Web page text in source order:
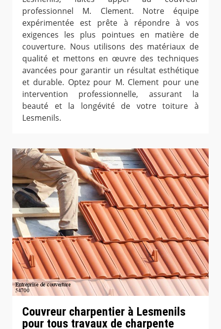
professionnel M. Clement. Notre équipe
expérimentée est prête à répondre à vos
exigences les plus pointues en matière de
couverture. Nous utilisons des matériaux de
qualité et mettons en œuvre des techniques
avancées pour garantir un résultat esthétique
et durable. Optez pour M. Clement pour une
intervention professionnelle, assurant la
beauté et la longévité de votre toiture à
Lesmenils.
Couvreur charpentier à Lesmenils
pour tous travaux de charpente